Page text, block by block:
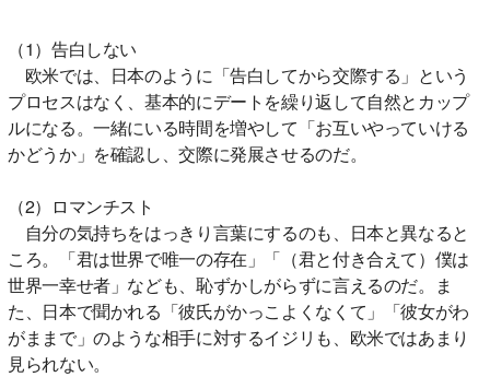
（1）告白しない
欧米では、日本のように「告白してから交際する」という
プロセスはなく、基本的にデートを繰り返して自然とカップ
ルになる。一緒にいる時間を増やして「お互いやっていける
かどうか」を確認し、交際に発展させるのだ。
（2）ロマンチスト
自分の気持ちをはっきり言葉にするのも、日本と異なると
ころ。「君は世界で唯一の存在」「（君と付き合えて）僕は
世界一幸せ者」なども、恥ずかしがらずに言えるのだ。ま
た、日本で聞かれる「彼氏がかっこよくなくて」「彼女がわ
がままで」のような相手に対するイジリも、欧米ではあまり
見られない。